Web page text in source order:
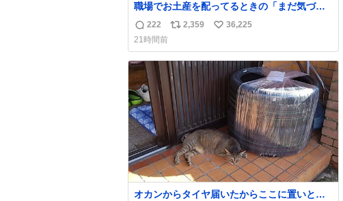
職場でお土産を配ってるときの「まだ気づい
てませんよ」的な演技が毎回シンドい。
返
信
数
222
リ
ス
ト
数
2,359
い
ね
数
36,225
21時間前
オカンからタイヤ届いたからここに置いとい